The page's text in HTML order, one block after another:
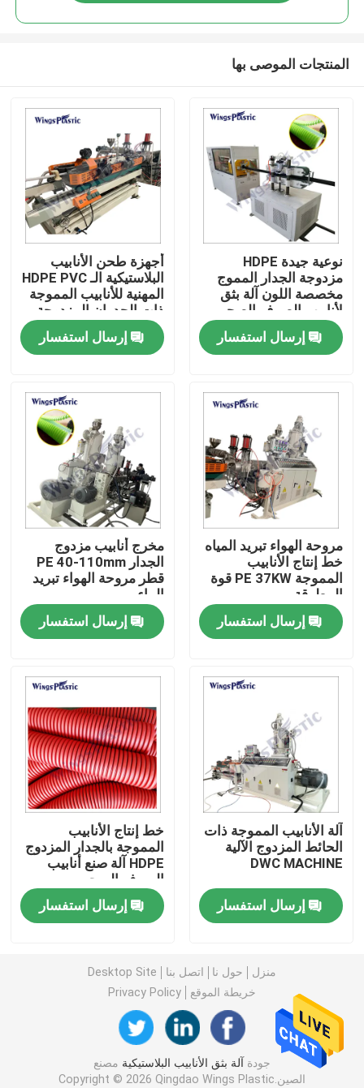
منتجات
معلومات عنا
جولة في المعمل
رقابة جودة
اتصل بنا
آلة بثق الأنابيب البلاستيكية
خط بثق الأنبوب البلاستيكي
HDPE آلة بثق الأنابيب
آلة بثق الأنابيب البلاستيكية
خط إنتاج أنابيب PPR
آلة بثق الأنابيب PE
آلة بثق الأنبوب المموج
آلة بثق الشريط PET
خط إنتاج الشريط PP
آلة بثق الصفيحة البلاستيكية
المنتجات الموصى بها
نوعية جيدة HDPE
مزدوجة الجدار المموج
مخصصة اللون آلة بثق
لأنابيب الصرف الصحي
إرسال استفسار
أجهزة طحن الأنابيب
البلاستيكية الـ HDPE PVC
المهنية للأنابيب المموجة
ذات الجدران المزدوجة
إرسال استفسار
مروحة الهواء تبريد المياه
خط إنتاج الأنابيب
المموجة PE 37KW قوة
المطرقة
إرسال استفسار
مخرج أنابيب مزدوج
الجدار PE 40-110mm
قطر مروحة الهواء تبريد
الماء
إرسال استفسار
آلة الأنابيب المموجة ذات
الحائط المزدوج الآلية
DWC MACHINE
إرسال استفسار
خط إنتاج الأنابيب
المموجة بالجدار المزدوج
HDPE آلة صنع أنابيب
الصرف الصحي
البلاستيكية
إرسال استفسار
منزل حول نا اتصل بنا
Desktop Site
خريطة الموقع
Privacy Policy
جودة آلة بثق الأنابيب البلاستيكية مصنع
الصين.Copyright © 2026 Qingdao Wings Plastic